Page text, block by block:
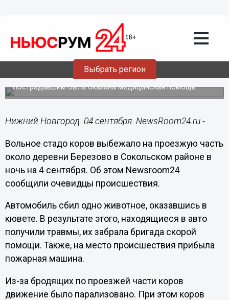
Выбрать регион
04.09.202111:00
ДТП с участием бесхозного скота
произошло в Нижегородской области
Пострадавшим была оказана медицинская помощь.
Нижний Новгород. 04 сентября. NewsRoom24.ru -
Вольное стадо коров выбежало на проезжую часть
около деревни Березово в Сокольском районе в
ночь на 4 сентября. Об этом Newsroom24
сообщили очевидцы происшествия.
Автомобиль сбил одно животное, оказавшись в
кювете. В результате этого, находящиеся в авто
получили травмы, их забрала бригада скорой
помощи. Также, на место происшествия прибыла
пожарная машина.
Из-за бродящих по проезжей части коров
движение было парализовано. При этом коров